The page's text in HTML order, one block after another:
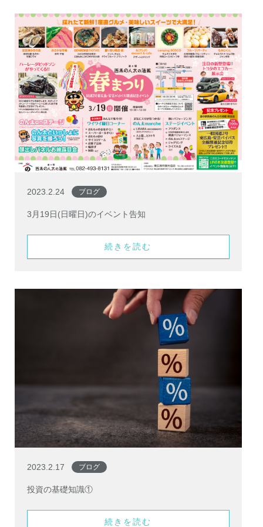
2023.2.24 ブログ
3月19日(日曜日)のイベント告知
続きを読む
2023.2.17 ブログ
投資の基礎知識①
続きを読む